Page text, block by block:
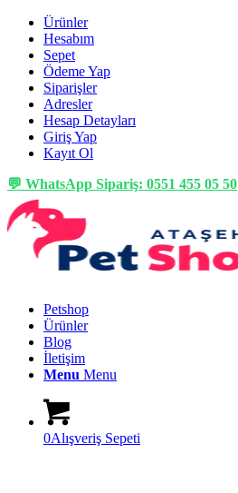
Ürünler
Hesabım
Sepet
Ödeme Yap
Siparişler
Adresler
Hesap Detayları
Giriş Yap
Kayıt Ol
💬 WhatsApp Sipariş: 0551 455 05 50
Petshop
Ürünler
Blog
İletişim
Menu Menu
0Alışveriş Sepeti